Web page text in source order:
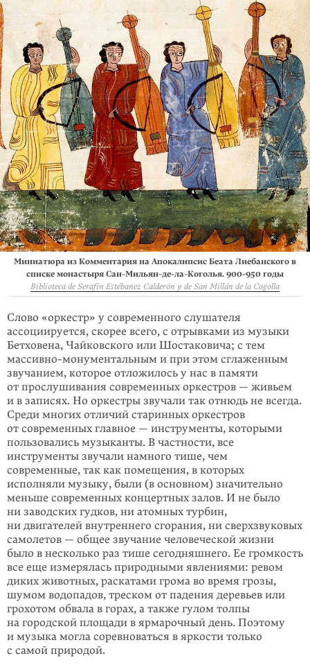
Миниатюра из Комментария на Апокалипсис Беата Лиебанского в
списке монастыря Сан-Мильян-де-ла-Коголья. 900-950 годы
Biblioteca de Serafín Estébanez Calderón y de San Millán de la Cogolla
Слово «оркестр» у современного слушателя
ассоциируется, скорее всего, с отрывками из музыки
Бетховена, Чайковского или Шостаковича; с тем
массивно-монументальным и при этом сглаженным
звучанием, которое отложилось у нас в памяти
от прослушивания современных оркестров — живьем
и в записях. Но оркестры звучали так отнюдь не всегда.
Среди многих отличий старинных оркестров
от современных главное — инструменты, которыми
пользовались музыканты. В частности, все
инструменты звучали намного тише, чем
современные, так как помещения, в которых
исполняли музыку, были (в основном) значительно
меньше современных концертных залов. И не было
ни заводских гудков, ни атомных турбин,
ни двигателей внутреннего сгорания, ни сверхзвуковых
самолетов — общее звучание человеческой жизни
было в несколько раз тише сегодняшнего. Ее громкость
все еще измерялась природными явлениями: ревом
диких животных, раскатами грома во время грозы,
шумом водопадов, треском от падения деревьев или
грохотом обвала в горах, а также гулом толпы
на городской площади в ярмарочный день. Поэтому
и музыка могла соревноваться в яркости только
с самой природой.